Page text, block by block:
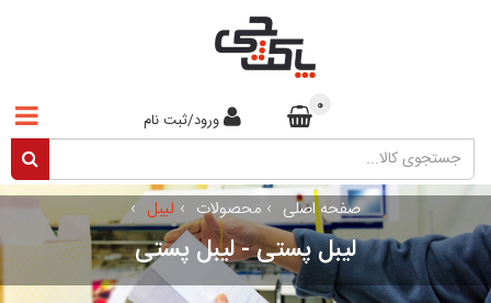
ورود/ثبت نام
0
صفحه اصلی › محصولات › لیبل ›
لیبل پستی - لیبل پستی